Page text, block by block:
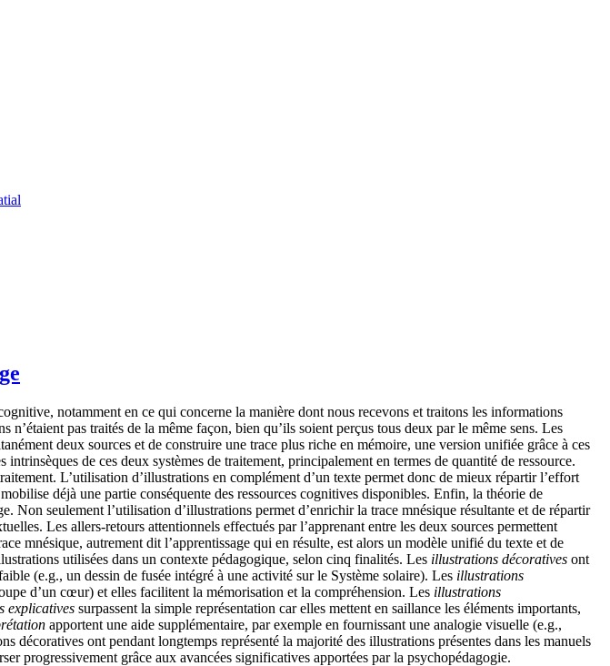
notamment en ce qui concerne la manière dont nous recevons et traitons les informations
pas traités de la même façon, bien qu’ils soient perçus tous deux par le même sens. Les
deux sources et de construire une trace plus riche en mémoire, une version unifiée grâce à ces
de ces deux systèmes de traitement, principalement en termes de quantité de ressource.
L’utilisation d’illustrations en complément d’un texte permet donc de mieux répartir l’effort
déjà une partie conséquente des ressources cognitives disponibles. Enfin, la théorie de
Non seulement l’utilisation d’illustrations permet d’enrichir la trace mnésique résultante et de répartir
Les allers-retours attentionnels effectués par l’apprenant entre les deux sources permettent
mnésique, autrement dit l’apprentissage qui en résulte, est alors un modèle unifié du texte et de
utilisées dans un contexte pédagogique, selon cinq finalités. Les illustrations décoratives ont
(e.g., un dessin de fusée intégré à une activité sur le Système solaire). Les illustrations
d’un cœur) et elles facilitent la mémorisation et la compréhension. Les illustrations
explicatives surpassent la simple représentation car elles mettent en saillance les éléments importants,
apportent une aide supplémentaire, par exemple en fournissant une analogie visuelle (e.g.,
ont pendant longtemps représenté la majorité des illustrations présentes dans les manuels
progressivement grâce aux avancées significatives apportées par la psychopédagogie.